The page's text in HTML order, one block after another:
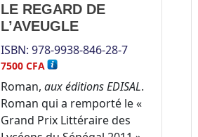
LE REGARD DE
L’AVEUGLE
ISBN: 978-9938-846-28-7
7500 CFA
Roman, aux éditions EDISAL.
Roman qui a remporté le «
Grand Prix Littéraire des